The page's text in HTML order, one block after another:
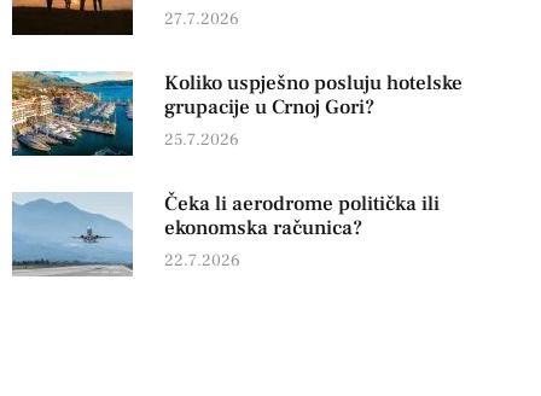
27.7.2026
Koliko uspješno posluju hotelske
grupacije u Crnoj Gori?
25.7.2026
Čeka li aerodrome politička ili
ekonomska računica?
22.7.2026